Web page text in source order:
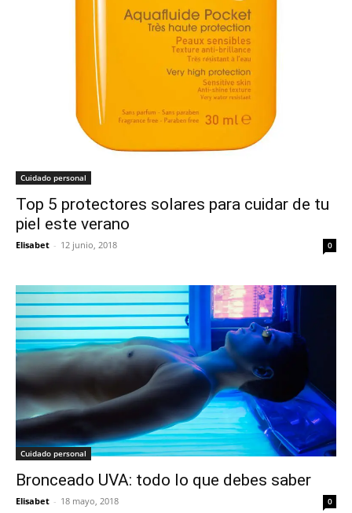
Cuidado personal
Top 5 protectores solares para cuidar de tu
piel este verano
Elisabet - 12 junio, 2018 0
Cuidado personal
Bronceado UVA: todo lo que debes saber
Elisabet - 18 mayo, 2018 0